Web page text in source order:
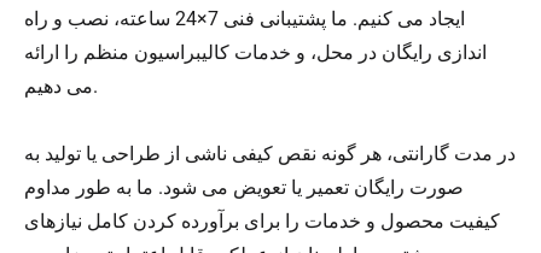
ایجاد می کنیم. ما پشتیبانی فنی 7×24 ساعته، نصب و راه
اندازی رایگان در محل، و خدمات کالیبراسیون منظم را ارائه
می دهیم.
در مدت گارانتی، هر گونه نقص کیفی ناشی از طراحی یا تولید به
صورت رایگان تعمیر یا تعویض می شود. ما به طور مداوم
کیفیت محصول و خدمات را برای برآورده کردن کامل نیازهای